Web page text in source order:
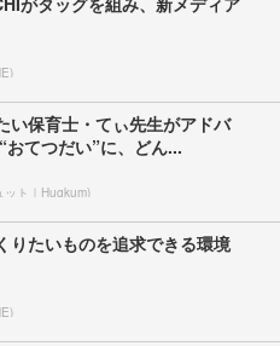
い保育士・てぃ先生がアドバ
おてつだい”に、どん...
ット｜Hugkum)
りたいものを追求できる環境